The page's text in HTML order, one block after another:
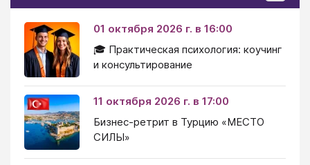
01 октября 2026 г. в 16:00
🎓 Практическая психология: коучинг
и консультирование
11 октября 2026 г. в 17:00
Бизнес-ретрит в Турцию «МЕСТО
СИЛЫ»